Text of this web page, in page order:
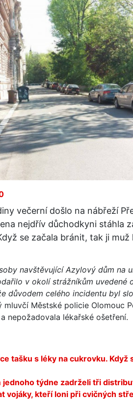
večerní došlo na nábřeží
nejdřív důchodkyni stáhla
se začala bránit, tak ji
navštěvující Azylový dům na
v okolí strážníkům uvedené
důvodem celého incidentu byl
Městské policie Olomouc
nepožadovala lékařské ošetření.
tašku s léky na cukrovku. Když
jednoho týdne zadrželi tři
vojáky, kteří loni při cvičných